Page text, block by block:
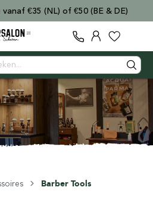
vanaf €35 (NL) of €50 (BE & DE)
Barber Tools